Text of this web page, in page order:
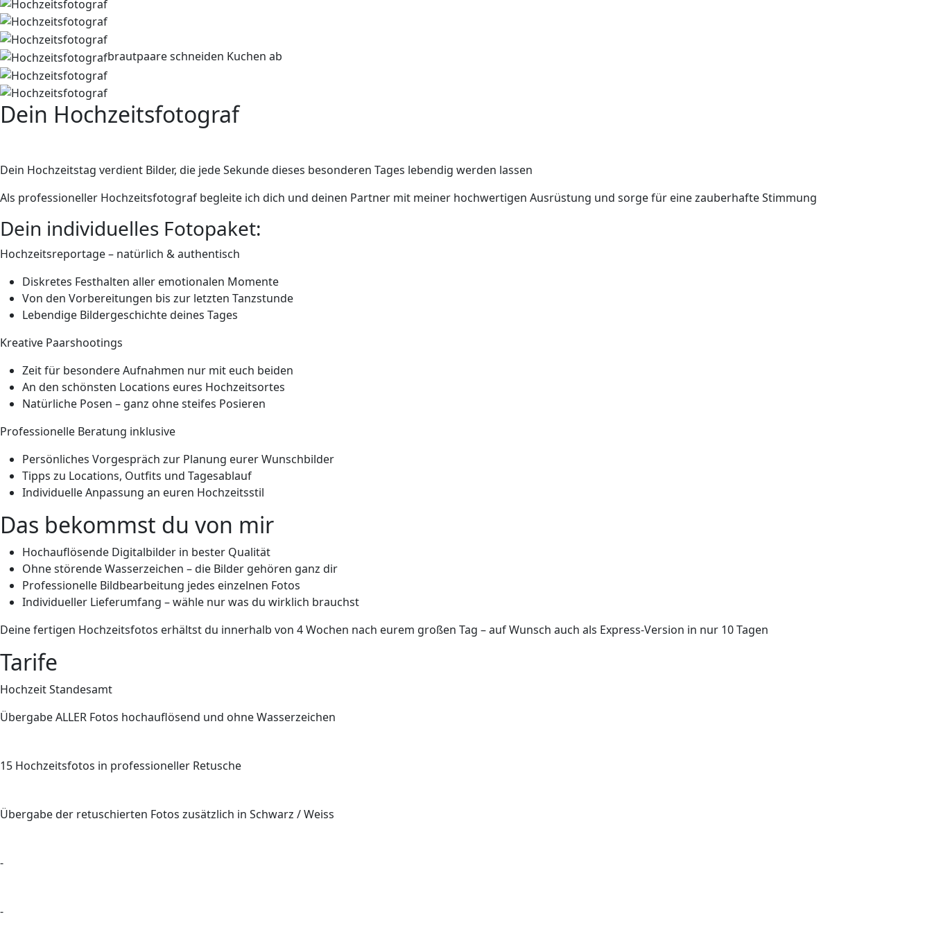
brautpaare schneiden Kuchen ab
Dein Hochzeitsfotograf
Dein Hochzeitstag verdient Bilder, die jede Sekunde dieses besonderen Tages lebendig werden lassen
Als professioneller Hochzeitsfotograf begleite ich dich und deinen Partner mit meiner hochwertigen Ausrüstung und sorge für eine zauberhafte Stimmung
Dein individuelles Fotopaket:
Hochzeitsreportage – natürlich & authentisch
Diskretes Festhalten aller emotionalen Momente
Von den Vorbereitungen bis zur letzten Tanzstunde
Lebendige Bildergeschichte deines Tages
Kreative Paarshootings
Zeitfür besondere Aufnahmen nur mit euch beiden
An den schönsten Locations eures Hochzeitsortes
Natürliche Posen – ganz ohne steifes Posieren
Professionelle Beratung inklusive
Persönliches Vorgespräch zur Planung eurerWunschbilder
Tipps zu Locations, Outfits und Tagesablauf
Individuelle Anpassung an euren Hochzeitsstil
Das bekommst du von mir
Hochauflösende Digitalbilder in bester Qualität
Ohne störende Wasserzeichen – die Bilder gehören ganz dir
Professionelle Bildbearbeitung jedes einzelnen Fotos
Individueller Lieferumfang – wähle nur was du wirklich brauchst
Deine fertigen Hochzeitsfotos erhältst du innerhalb von 4 Wochen nach eurem großen Tag – auf Wunsch auch als Express-Version in nur 10 Tagen
Tarife
Hochzeit Standesamt
ÜbergabeALLER Fotos hochauflösend und ohne Wasserzeichen
15 Hochzeitsfotos in professioneller Retusche
Übergabe der retuschierten Fotos zusätzlich in Schwarz / Weiss
-
-